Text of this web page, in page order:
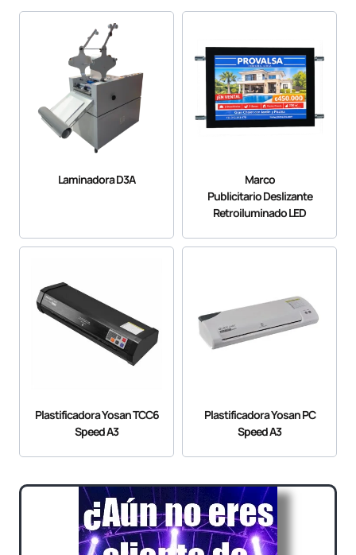
Laminadora D3A
Marco
Publicitario Deslizante
Retroiluminado LED
Plastificadora Yosan TCC6
Speed A3
Plastificadora Yosan PC
Speed A3